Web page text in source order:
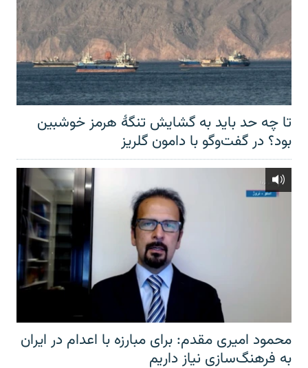
تا چه حد باید به گشایش تنگهٔ هرمز خوشبین
بود؟ در گفت‌وگو با دامون گلریز
محمود امیری مقدم: برای مبارزه با اعدام در ایران
به فرهنگ‌سازی نیاز داریم